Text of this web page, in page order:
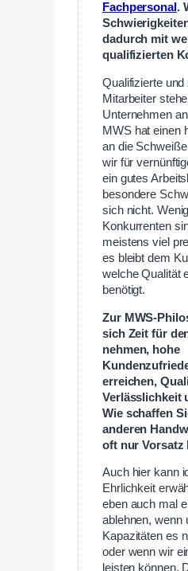
Fachpersonal .
dadurch mit
qualifizierten
Qualifizierte und
Mitarbeiter
Unternehmen
MWS hat einen
an die
wir für
ein gutes
besondere
sich nicht.
Konkurrenten
meistens viel
es bleibt dem
welche Qualität
benötigt.
Zur MWS-
sich Zeit für
nehmen, hohe
erreichen,
Verlässlichkeit
Wie schaffen
anderen
oft nur Vorsatz
Auch hier kann
Ehrlichkeit
eben auch mal
ablehnen, wenn
Kapazitäten es
oder wenn wir
leisten können.